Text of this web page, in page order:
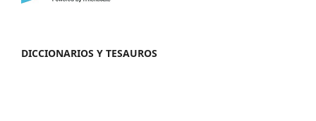
DICCIONARIOS Y TESAUROS